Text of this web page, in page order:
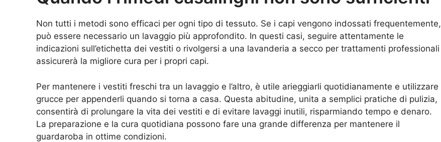
Non tutti i metodi sono efficaci per ogni tipo di tessuto. Se i capi vengono indossati frequentemente,
può essere necessario un lavaggio più approfondito. In questi casi, seguire attentamente le
indicazioni sull’etichetta dei vestiti o rivolgersi a una lavanderia a secco per trattamenti professionali
assicurerà la migliore cura per i propri capi.
Per mantenere i vestiti freschi tra un lavaggio e l’altro, è utile arieggiarli quotidianamente e utilizzare
grucce per appenderli quando si torna a casa. Questa abitudine, unita a semplici pratiche di pulizia,
consentirà di prolungare la vita dei vestiti e di evitare lavaggi inutili, risparmiando tempo e denaro.
La preparazione e la cura quotidiana possono fare una grande differenza per mantenere il
guardaroba in ottime condizioni.